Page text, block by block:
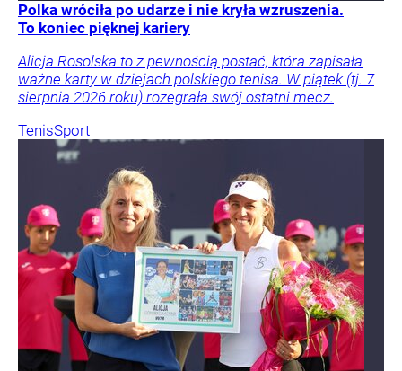
Polka wróciła po udarze i nie kryła wzruszenia.
To koniec pięknej kariery
Alicja Rosolska to z pewnością postać, która zapisała
ważne karty w dziejach polskiego tenisa. W piątek (tj. 7
sierpnia 2026 roku) rozegrała swój ostatni mecz.
TenisSport